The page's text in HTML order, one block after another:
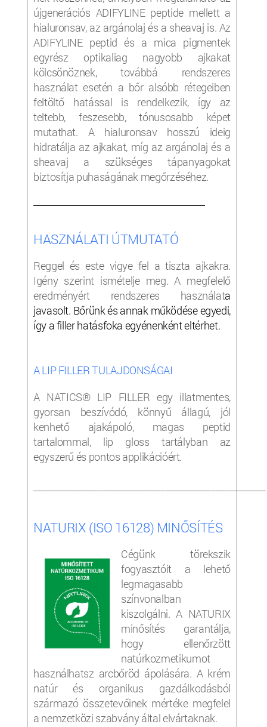
újgenerációs ADIFYLINE peptide mellett a
hialuronsav, az argánolaj és a sheavaj is. Az
ADIFYLINE peptid és a mica pigmentek
egyrész optikaliag nagyobb ajkakat
kölcsönöznek, továbbá rendszeres
használat esetén a bőr alsóbb rétegeiben
feltöltő hatással is rendelkezik, így az
teltebb, feszesebb, tónusosabb képet
mutathat. A hialuronsav hosszú ideig
hidratálja az ajkakat, míg az argánolaj és a
sheavaj a szükséges tápanyagokat
biztosítja puhaságának megőrzéséhez.
HASZNÁLATI ÚTMUTATÓ
Reggel és este vigye fel a tiszta ajkakra.
Igény szerint ismételje meg. A megfelelő
eredményért rendszeres használata
javasolt. Bőrünk és annak működése egyedi,
így a fillerhatásfoka egyénenként eltérhet.
A LIP FILLER TULAJDONSÁGAI
A NATICS® LIP FILLER egy illatmentes,
gyorsan beszívódó, könnyű állagú, jól
kenhető ajakápoló, magas peptid
tartalommal, lip gloss tartályban az
egyszerű és pontos applikációért.
NATURIX (ISO 16128) MINŐSÍTÉS
Cégünk törekszik
fogyasztóit a lehető
legmagasabb
színvonalban
kiszolgálni. A NATURIX
minősítés garantálja,
hogy ellenőrzött
natúrkozmetikumot
használhatsz arcbőröd ápolására. A krém
natúr és organikus gazdálkodásból
származó összetevőinek mértéke megfelel
a nemzetközi szabvány által elvártaknak.